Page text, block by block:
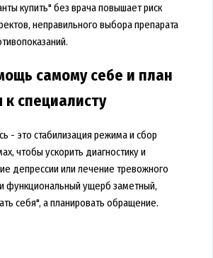
купить" без врача повышает риск
неправильного выбора препарата
самому себе и план
специалисту
- это стабилизация режима и сбор
чтобы ускорить диагностику и
депрессии или лечение тревожного
функциональный ущерб заметный,
себя", а планировать обращение.